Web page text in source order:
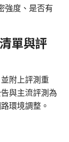
強度、是否有
單與評
附上評測重
與主流評測為
環境調整。